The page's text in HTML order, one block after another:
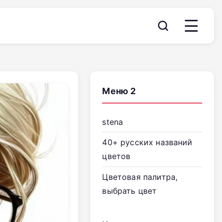
Меню 2
stena
40+ русских названий
цветов
Цветовая палитра,
выбрать цвет